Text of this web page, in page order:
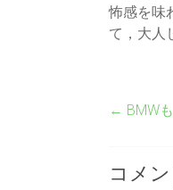
怖感を味
て，大人
← BMW
コメ